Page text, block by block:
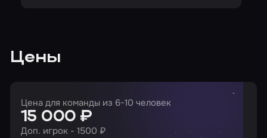
Цены
Цена для команды из 6-10 человек
15 000 ₽
Доп. игрок - 1500 ₽